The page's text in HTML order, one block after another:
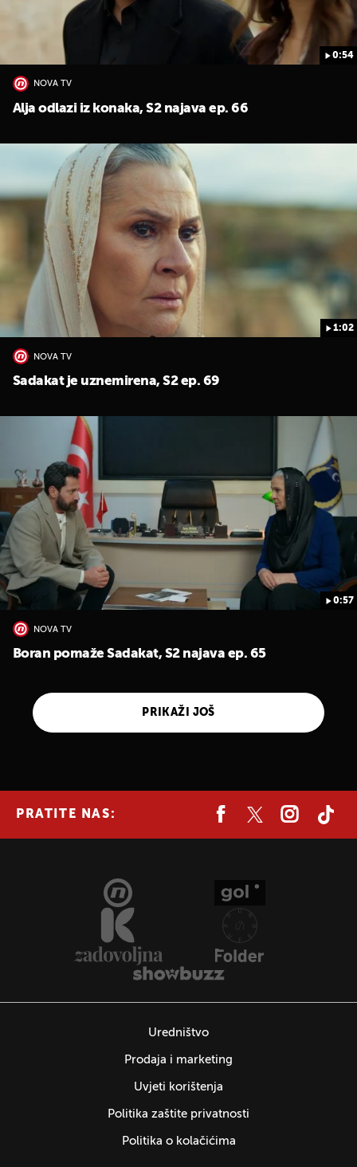
0:54
NOVA TV
Alja odlazi iz konaka, S2 najava ep. 66
1:02
NOVA TV
Sadakat je uznemirena, S2 ep. 69
0:57
NOVA TV
Boran pomaže Sadakat, S2 najava ep. 65
PRIKAŽI JOŠ
PRATITE NAS:
Uredništvo
Prodaja i marketing
Uvjeti korištenja
Politika zaštite privatnosti
Politika o kolačićima